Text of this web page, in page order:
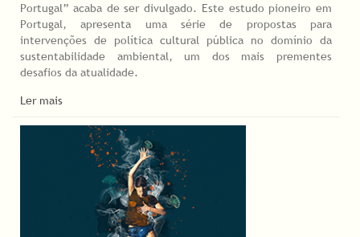
Portugal” acaba de ser divulgado. Este estudo pioneiro em
Portugal, apresenta uma série de propostas para
intervenções de política cultural pública no domínio da
sustentabilidade ambiental, um dos mais prementes
desafios da atualidade.
Ler mais